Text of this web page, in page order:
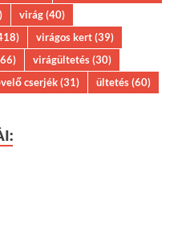
virág(40)
virágos kert(39)
virágültetés(30)
cserjék(31) ültetés(60)